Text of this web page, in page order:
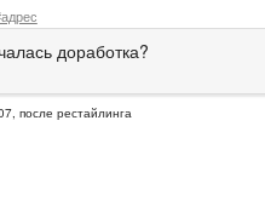
доработка?
после рестайлинга